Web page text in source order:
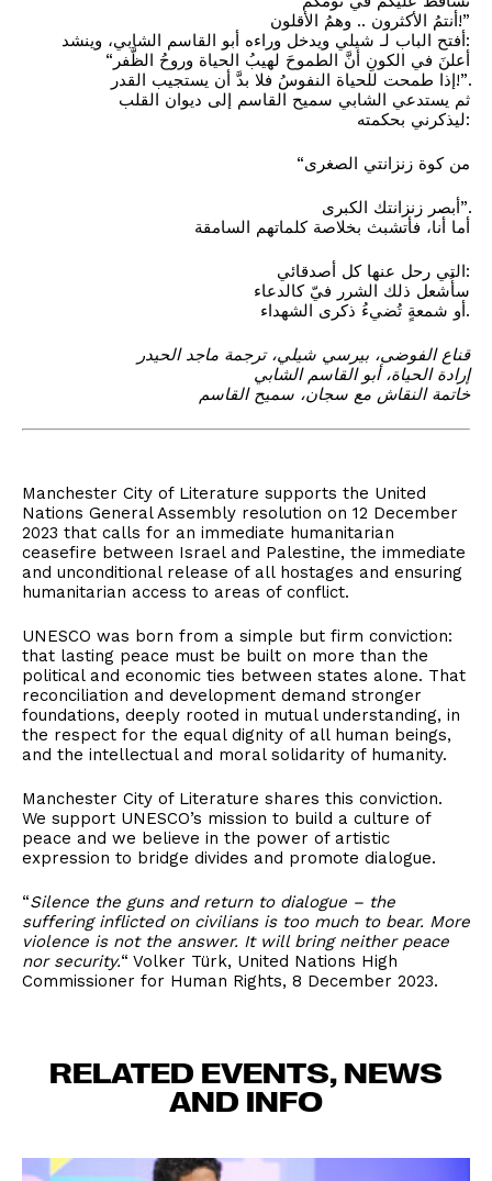
أنتمُ الأكثرون .. وهمُ الأقلون!”
أفتح الباب لـ شيلي ويدخل وراءه أبو القاسم الشابي، وينشد:
“أعلنَ في الكونِ أنَّ الطموحَ لهيبُ الحياة وروحُ الظَّفر
إذا طمحت للحياة النفوسُ فلا بدَّ أن يستجيب القدر!”.
ثم يستدعي الشابي سميح القاسم إلى ديوان القلب
ليذكرني بحكمته:
“من كوة زنزانتي الصغرى
أبصر زنزانتك الكبرى”.
أما أنا، فأتشبث بخلاصة كلماتهم السامقة
التي رحل عنها كل أصدقائي:
سأُشعل ذلك الشرر فيّ كالدعاء
أو شمعةٍ تُضيءُ ذكرى الشهداء.
قناع الفوضى، بيرسي شيلي، ترجمة ماجد الحيدر
إرادة الحياة، أبو القاسم الشابي
خاتمة النقاش مع سجان، سميح القاسم
Manchester City of Literature supports the United
Nations General Assembly resolution on 12 December
2023 that calls for an immediate humanitarian
ceasefire between Israel and Palestine, the immediate
and unconditional release of all hostages and ensuring
humanitarian access to areas of conflict.
UNESCO was born from a simple but firm conviction:
that lasting peace must be built on more than the
political and economic ties between states alone. That
reconciliation and development demand stronger
foundations, deeply rooted in mutual understanding, in
the respect for the equal dignity of all human beings,
and the intellectual and moral solidarity of humanity.
Manchester City of Literature shares this conviction.
We support UNESCO’s mission to build a culture of
peace and we believe in the power of artistic
expression to bridge divides and promote dialogue.
“Silence the guns and return to dialogue – the
suffering inflicted on civilians is too much to bear. More
violence is not the answer. It will bring neither peace
nor security.“ Volker Türk, United Nations High
Commissioner for Human Rights, 8 December 2023.
RELATED EVENTS, NEWS
AND INFO